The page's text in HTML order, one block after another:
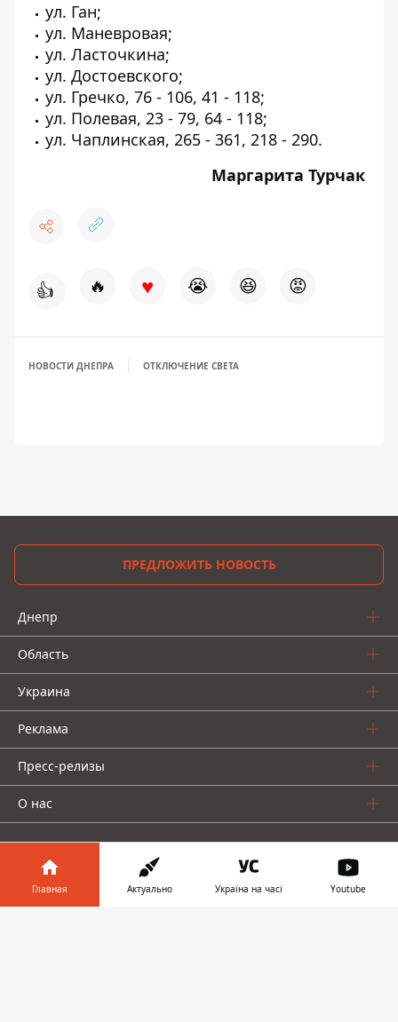
ул. Ган;
ул. Маневровая;
ул. Ласточкина;
ул. Достоевского;
ул. Гречко, 76 - 106, 41 - 118;
ул. Полевая, 23 - 79, 64 - 118;
ул. Чаплинская, 265 - 361, 218 - 290.
Маргарита Турчак
👍 🔥 ♥ 😭 😆 😡
НОВОСТИ ДНЕПРА ОТКЛЮЧЕНИЕ СВЕТА
ПРЕДЛОЖИТЬ НОВОСТЬ
Днепр
Область
Украина
Реклама
Пресс-релизы
О нас
Главная Актуально Україна на часі Youtube